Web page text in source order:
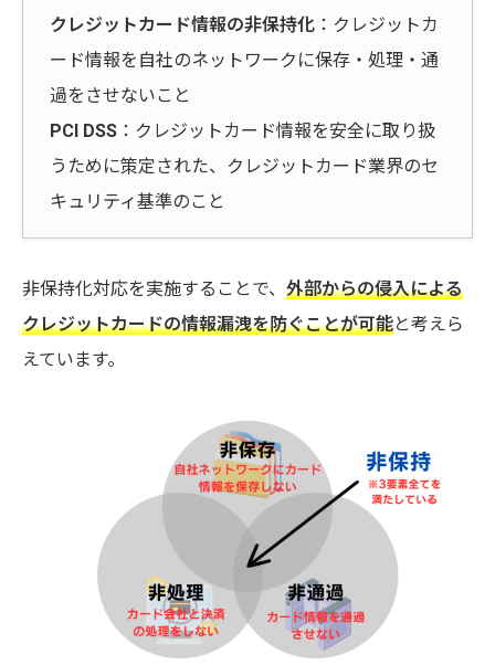
クレジットカード情報の非保持化 ：クレジットカ
ード情報を自社のネットワークに保存・処理・通
過をさせないこと
PCI DSS ：クレジットカード情報を安全に取り扱
うために策定された、クレジットカード業界のセ
キュリティ基準のこと
非保持化対応を実施することで、 外部からの侵入による
クレジットカードの情報漏洩を防ぐことが可能と考えら
えています。